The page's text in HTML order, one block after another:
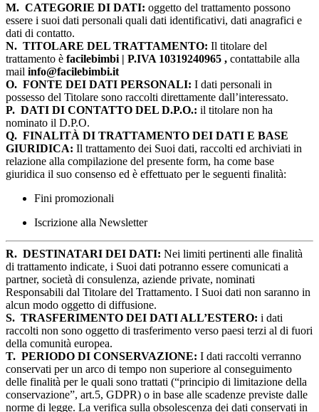
M. CATEGORIE DI DATI: oggetto del trattamento possono
essere i suoi dati personali quali dati identificativi, dati anagrafici e
dati di contatto.
N. TITOLARE DEL TRATTAMENTO: Il titolare del
trattamento è facilebimbi | P.IVA 10319240965 , contattabile alla
mail info@facilebimbi.it
O. FONTE DEI DATI PERSONALI: I dati personali in
possesso del Titolare sono raccolti direttamente dall’interessato.
P. DATI DI CONTATTO DEL D.P.O.: il titolare non ha
nominato il D.P.O.
Q. FINALITÀ DI TRATTAMENTO DEI DATI E BASE
GIURIDICA: Il trattamento dei Suoi dati, raccolti ed archiviati in
relazione alla compilazione del presente form, ha come base
giuridica il suo consenso ed è effettuato per le seguenti finalità:
Fini promozionali
Iscrizione alla Newsletter
R. DESTINATARI DEI DATI: Nei limiti pertinenti alle finalità
di trattamento indicate, i Suoi dati potranno essere comunicati a
partner, società di consulenza, aziende private, nominati
Responsabili dal Titolare del Trattamento. I Suoi dati non saranno in
alcun modo oggetto di diffusione.
S. TRASFERIMENTO DEI DATI ALL’ESTERO: i dati
raccolti non sono oggetto di trasferimento verso paesi terzi al di fuori
della comunità europea.
T. PERIODO DI CONSERVAZIONE: I dati raccolti verranno
conservati per un arco di tempo non superiore al conseguimento
delle finalità per le quali sono trattati (“principio di limitazione della
conservazione”, art.5, GDPR) o in base alle scadenze previste dalle
norme di legge. La verifica sulla obsolescenza dei dati conservati in